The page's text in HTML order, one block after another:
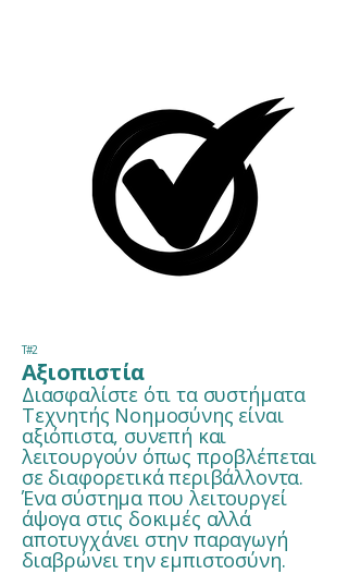
Τ#2
Αξιοπιστία
Διασφαλίστε ότι τα συστήματα
Τεχνητής Νοημοσύνης είναι
αξιόπιστα, συνεπή και
λειτουργούν όπως προβλέπεται
σε διαφορετικά περιβάλλοντα.
Ένα σύστημα που λειτουργεί
άψογα στις δοκιμές αλλά
αποτυγχάνει στην παραγωγή
διαβρώνει την εμπιστοσύνη.